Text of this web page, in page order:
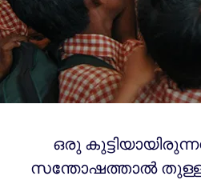
ഒരു
സന്തോഷത്താൽ